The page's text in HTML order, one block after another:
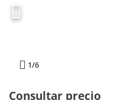
1/6
Consultar precio